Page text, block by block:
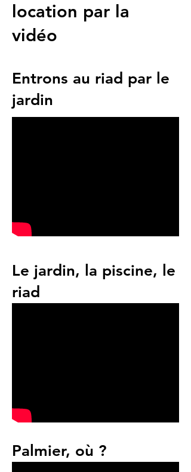
location par la
vidéo
Entrons au riad par le
jardin
Le jardin, la piscine, le
riad
Palmier, où ?